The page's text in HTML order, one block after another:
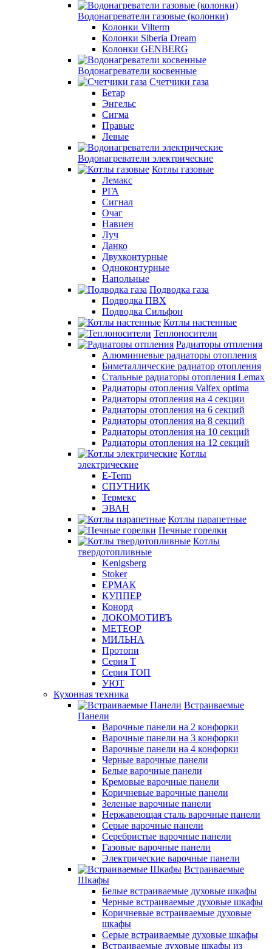
Водонагреватели газовые (колонки)
Колонки Vilterm
Колонки Siberia Dream
Колонки GENBERG
Водонагреватели косвенные
Счетчики газа
Бетар
Энгельс
Сигма
Правые
Левые
Водонагреватели электрические
Котлы газовые
Лемакс
РГА
Сигнал
Очаг
Навиен
Луч
Данко
Двухконтурные
Одноконтурные
Напольные
Подводка газа
Подводка ПВХ
Подводка Сильфон
Котлы настенные
Теплоносители
Радиаторы отпления
Алюминиевые радиаторы отопления
Биметаллические радиатор отопления
Стальные радиаторы отопления Lemax
Радиаторы отопления Valfex optima
Радиаторы отопления на 4 секции
Радиаторы отопления на 6 секций
Радиаторы отопления на 8 секций
Радиаторы отопления на 10 секций
Радиаторы отопления на 12 секций
Котлы
электрические
E-Term
СПУТНИК
Термекс
ЭВАН
Котлы парапетные
Печные горелки
Котлы
твердотопливные
Kenigsberg
Stoker
ЕРМАК
КУППЕР
Конорд
ЛОКОМОТИВЪ
МЕТЕОР
МИЛЬНА
Протопи
Серия Т
Серия ТОП
УЮТ
Кухонная техника
Встраиваемые
Панели
Варочные панели на 2 конфорки
Варочные панели на 3 конфорки
Варочные панели на 4 конфорки
Черные варочные панели
Белые варочные панели
Кремовые варочные панели
Коричневые варочные панели
Зеленые варочные панели
Нержавеющая сталь варочные панели
Серые варочные панели
Серебристые варочные панели
Газовые варочные панели
Электрические варочные панели
Встраиваемые
Шкафы
Белые встраиваемые духовые шкафы
Черные встраиваемые духовые шкафы
Коричневые встраиваемые духовые
шкафы
Серые встраиваемые духовые шкафы
Встраиваемые духовые шкафы из